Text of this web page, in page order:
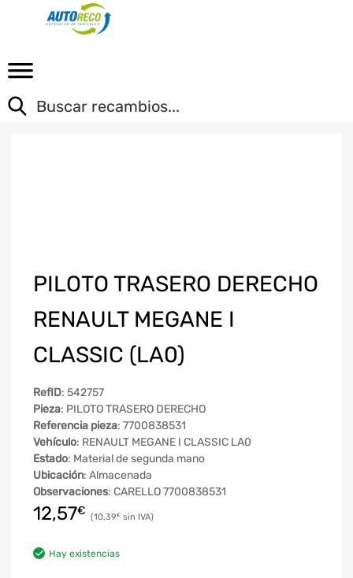
PILOTO TRASERO DERECHO
RENAULT MEGANE I
CLASSIC (LA0)
RefID: 542757
Pieza: PILOTO TRASERO DERECHO
Referencia pieza: 7700838531
Vehículo: RENAULT MEGANE I CLASSIC LA0
Estado: Material de segunda mano
Ubicación: Almacenada
Observaciones: CARELLO 7700838531
12,57€ 10,39€
Hay existencias